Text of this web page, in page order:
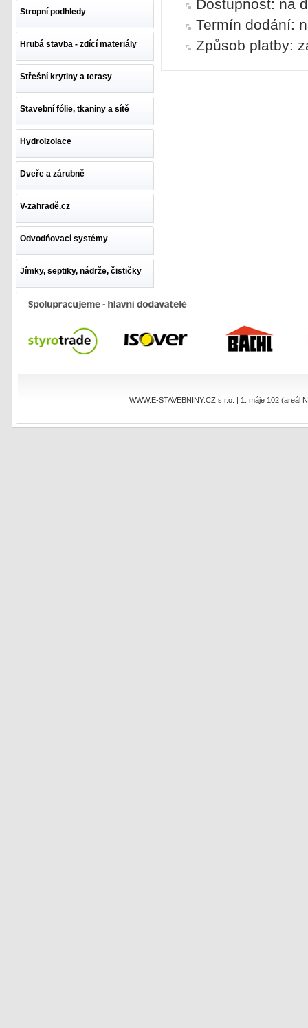
Stropní podhledy
Hrubá stavba - zdící materiály
Střešní krytiny a terasy
Stavební fólie, tkaniny a sítě
Hydroizolace
Dveře a zárubně
V-zahradě.cz
Odvodňovací systémy
Jímky, septiky, nádrže, čističky
Dostupnost: na
Termín dodání:
Způsob platby:
WWW.E-STAVEBNINY.CZ s.r.o. | 1. máje 102